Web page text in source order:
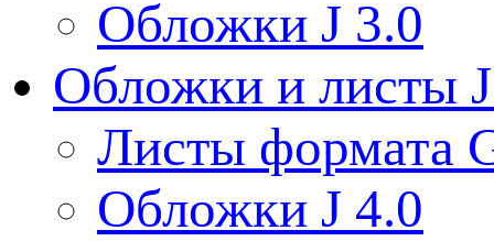
Обложки J 3.0
Обложки и листы
Листы формата
Обложки J 4.0